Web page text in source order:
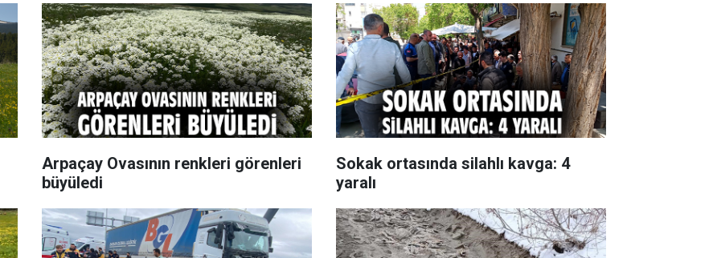
Arpaçay Ovasının renkleri görenleri
büyüledi
Sokak ortasında silahlı kavga: 4
yaralı